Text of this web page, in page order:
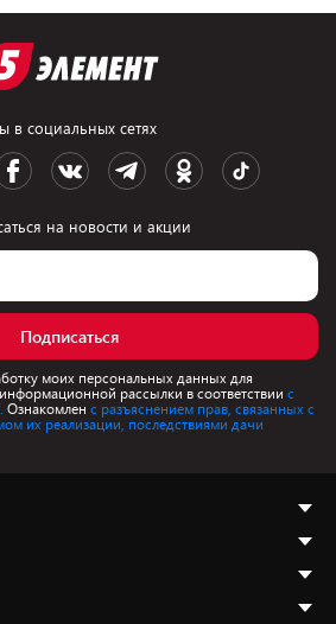
в социальных сетях
на новости и акции
Подписаться
моих персональных данных для
рассылки в соответствии с
Ознакомлен с разъяснением прав, связанных с
их реализации, последствиями дачи